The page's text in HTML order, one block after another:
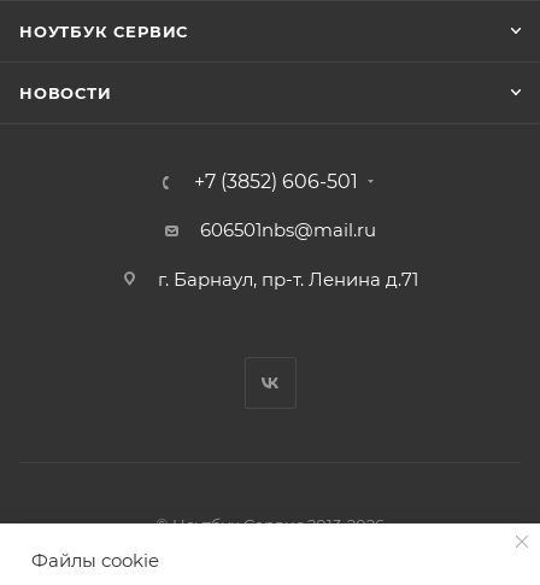
НОУТБУК СЕРВИС
НОВОСТИ
+7 (3852) 606-501
606501nbs@mail.ru
г. Барнаул, пр-т. Ленина д.71
© Ноутбук Сервис 2013-2026
Интернет-магазин запчастей и аксессуаров
Файлы cookie